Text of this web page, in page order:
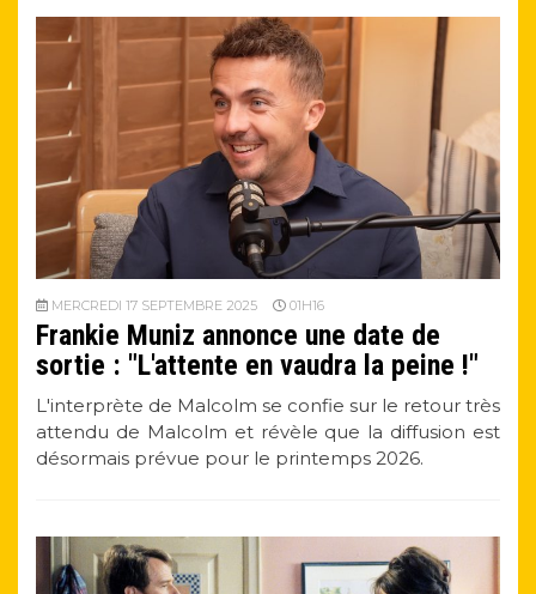
MERCREDI 17 SEPTEMBRE 2025 01H16
Frankie Muniz annonce une date de
sortie : "L'attente en vaudra la peine !"
L'interprète de Malcolm se confie sur le retour très
attendu de Malcolm et révèle que la diffusion est
désormais prévue pour le printemps 2026.